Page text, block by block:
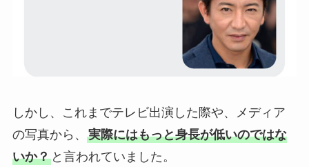
しかし、これまでテレビ出演した際や、メディア
の写真から、 実際にはもっと身長が低いのではな
いか？と言われていました。